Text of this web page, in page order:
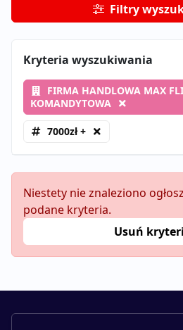
Filtry
Kryteria wyszukiwania
FIRMA HANDLOWA MAX
KOMANDYTOWA
7000zł +
Niestety nie znaleziono
podane kryteria.
Usuń